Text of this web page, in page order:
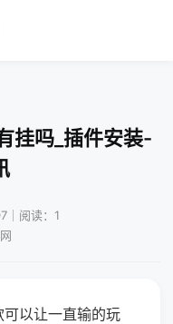
挂吗_插件安装-
｜阅读：1
以让一直输的玩